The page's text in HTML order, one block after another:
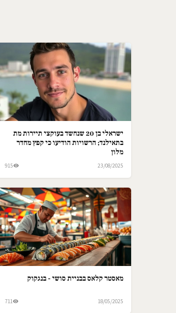
ישראלי בן 20 שנחשד בעוקצי תיירות מת
בתאילנד; הרשויות הודיעו כי קפץ מחדר
מלון
23/08/2025
915
מאסטר קלאס בבניית סושי - בנגקוק
18/05/2025
711